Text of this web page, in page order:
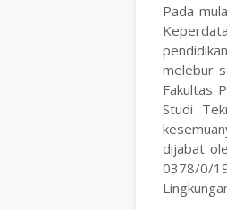
Pada
melebur
Fakultas
Studi
dijabat
0378/0/